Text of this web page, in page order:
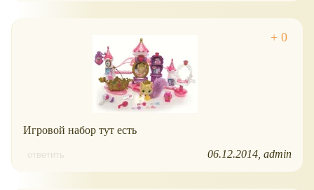
Игровой набор тут есть
ответить 06.12.2014 admin